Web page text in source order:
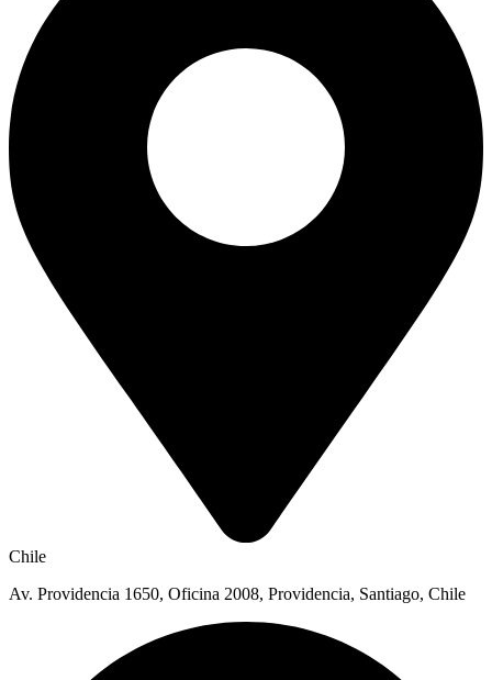
Chile
Av. Providencia 1650, Oficina 2008, Providencia, Santiago, Chile